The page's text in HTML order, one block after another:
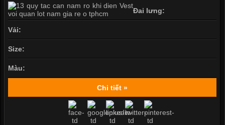
Đai lưng:
Vải:
Size:
Màu:
Chi tiết »